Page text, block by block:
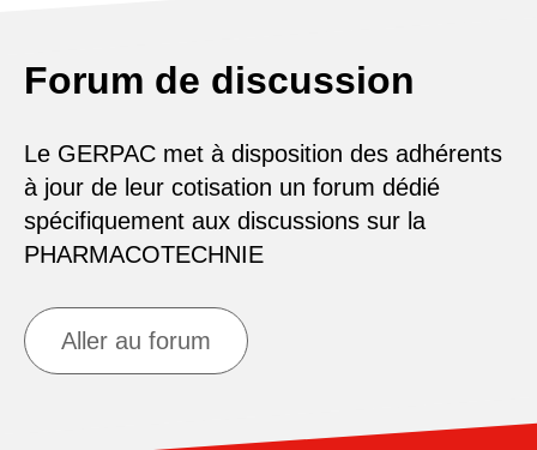
Forum de discussion
Le GERPAC met à disposition des adhérents
à jour de leur cotisation un forum dédié
spécifiquement aux discussions sur la
PHARMACOTECHNIE
Aller au forum